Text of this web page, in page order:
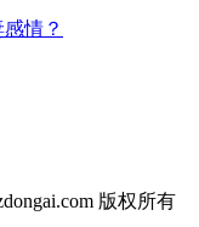
情？
版权所有